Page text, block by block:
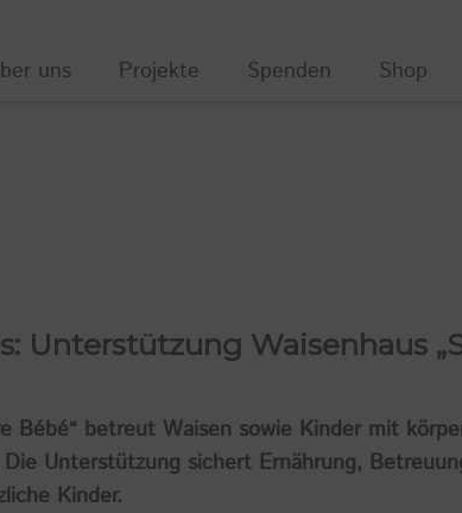
uns Projekte Spenden Shop
Unterstützung Waisenhaus
Bébé“ betreut Waisen sowie Kinder mit
Unterstützung sichert Ernährung,
Kinder.